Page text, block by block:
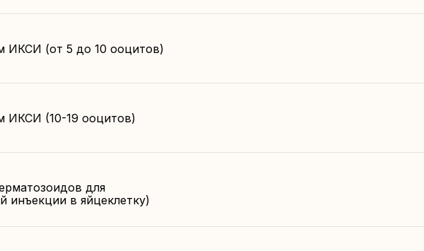
ИКСИ (от 5 до 10 ооцитов)
ИКСИ (10-19 ооцитов)
для
инъекции в яйцеклетку)